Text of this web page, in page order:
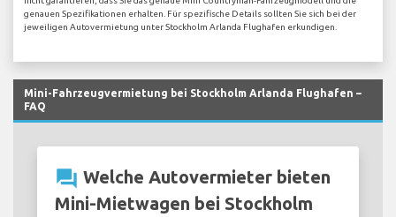
genauen Spezifikationen erhalten. Für spezifische Details sollten Sie sich bei der
jeweiligen Autovermietung unter Stockholm Arlanda Flughafen erkundigen.
Mini-Fahrzeugvermietung bei Stockholm Arlanda Flughafen –
FAQ
question_answer Welche Autovermieter bieten
Mini-Mietwagen bei Stockholm